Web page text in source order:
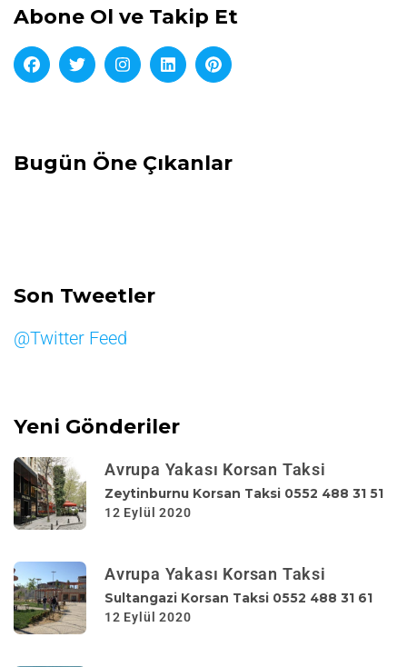
Abone Ol ve Takip Et
Bugün Öne Çıkanlar
Son Tweetler
@Twitter Feed
Yeni Gönderiler
Avrupa Yakası Korsan Taksi
Zeytinburnu Korsan Taksi 0552 488 31 51
12 Eylül 2020
Avrupa Yakası Korsan Taksi
Sultangazi Korsan Taksi 0552 488 31 61
12 Eylül 2020